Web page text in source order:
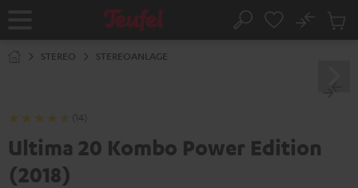
Startseite Suche
No
STEREO STEREOANLAGE
(14)
Ultima 20 Kombo Power Edition
(2018)